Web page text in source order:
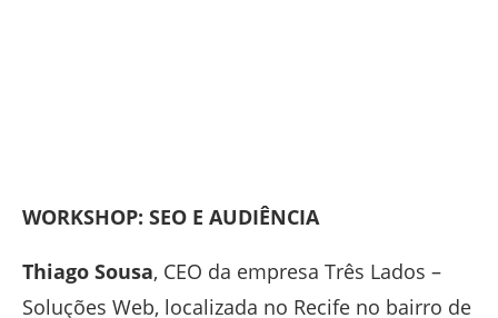
WORKSHOP: SEO E AUDIÊNCIA
Thiago Sousa, CEO da empresa Três Lados –
Soluções Web, localizada no Recife no bairro de